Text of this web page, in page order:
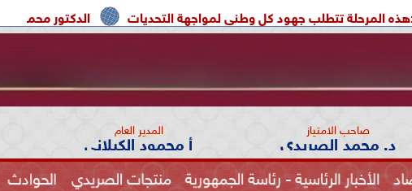
الدكتور محمد الصريدي يكشف جهود كل وطنى لمواجهة التحديات
صاحب الامتياز
د. محمد الصريدي المدير العام
أ محمود الكيلاني
الأخبار الرئاسية - رئاسة الجمهورية منتجات الصريدي الحوادث